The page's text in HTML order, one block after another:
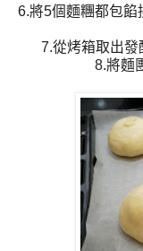
6.將5個麵糰都包餡
7.從烤箱取出發
8.將麵